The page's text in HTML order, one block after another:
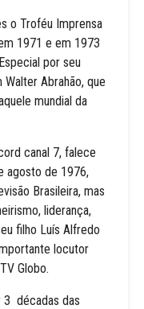
o Troféu Imprensa
1971 e em 1973
por seu
Abrahão, que
mundial da
canal 7, falece
agosto de 1976,
Brasileira, mas
liderança,
filho Luís Alfredo
locutor
Globo.
3 décadas das